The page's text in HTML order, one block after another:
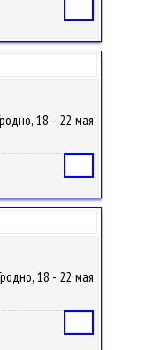
18 - 22 мая
18 - 22 мая